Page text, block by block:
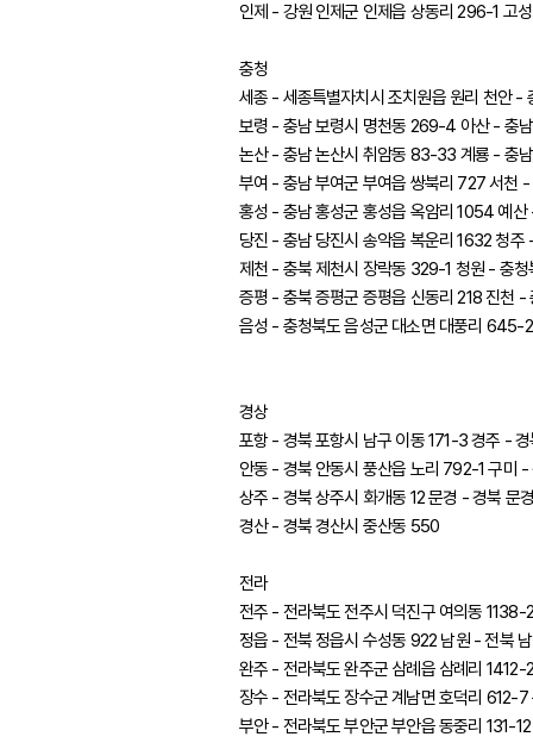
인제 - 강원 인제군 인제읍 상동리 296-1 고
충청
세종 - 세종특별자치시 조치원읍 원리 천안
보령 - 충남 보령시 명천동 269-4 아산 - 충
논산 - 충남 논산시 취암동 83-33 계룡 - 충
부여 - 충남 부여군 부여읍 쌍북리 727 서천
홍성 - 충남 홍성군 홍성읍 옥암리 1054 예
당진 - 충남 당진시 송악읍 복운리 1632 청
제천 - 충북 제천시 장락동 329-1 청원 - 충
증평 - 충북 증평군 증평읍 신동리 218 진천
음성 - 충청북도 음성군 대소면 대풍리 645-
경상
포항 - 경북 포항시 남구 이동 171-3 경주 -
안동 - 경북 안동시 풍산읍 노리 792-1 구미
상주 - 경북 상주시 화개동 12 문경 - 경북 문
경산 - 경북 경산시 중산동 550
전라
전주 - 전라북도 전주시 덕진구 여의동
정읍 - 전북 정읍시 수성동 922 남원 - 전북
완주 - 전라북도 완주군 삼례읍 삼례리
장수 - 전라북도 장수군 계남면 호덕리 612-
부안 - 전라북도 부안군 부안읍 동중리 131-